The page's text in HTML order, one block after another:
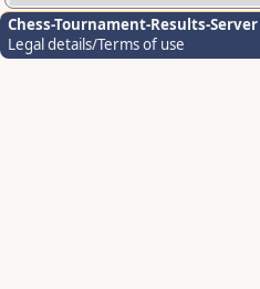
Chess-Tournament-Results-Server
Legal details/Terms of use